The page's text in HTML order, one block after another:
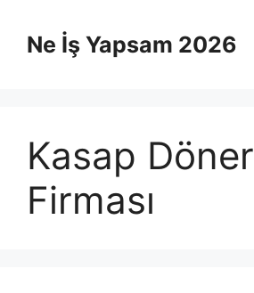
Ne İş Yapsam 2026
Kasap Döner
Firması